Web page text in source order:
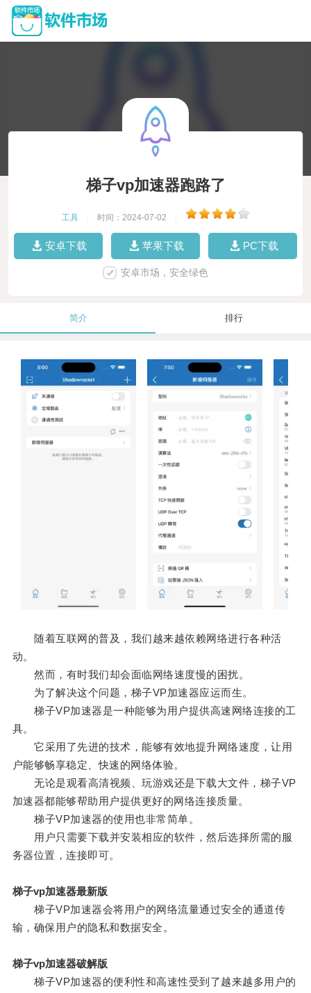
梯子vp加速器跑路了
工具 时间：2024-07-02
安卓下载 苹果下载 PC下载
安卓市场，安全绿色
简介 排行
随着互联网的普及，我们越来越依赖网络进行各种活
动。
然而，有时我们却会面临网络速度慢的困扰。
为了解决这个问题，梯子VP加速器应运而生。
梯子VP加速器是一种能够为用户提供高速网络连接的工
具。
它采用了先进的技术，能够有效地提升网络速度，让用
户能够畅享稳定、快速的网络体验。
无论是观看高清视频、玩游戏还是下载大文件，梯子VP
加速器都能够帮助用户提供更好的网络连接质量。
梯子VP加速器的使用也非常简单。
用户只需要下载并安装相应的软件，然后选择所需的服
务器位置，连接即可。
梯子vp加速器最新版
梯子VP加速器会将用户的网络流量通过安全的通道传
输，确保用户的隐私和数据安全。
梯子vp加速器破解版
梯子VP加速器的便利性和高速性受到了越来越多用户的